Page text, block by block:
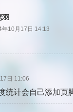
羽
年10月17日 14:13
日 11:06
统计会自己添加页